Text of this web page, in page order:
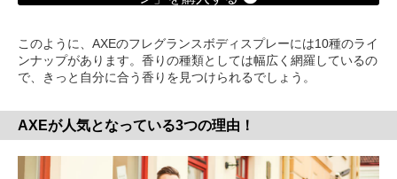
このように、AXEのフレグランスボディスプレーには10種のライ
ンナップがあります。香りの種類としては幅広く網羅しているの
で、きっと自分に合う香りを見つけられるでしょう。
AXEが人気となっている3つの理由！